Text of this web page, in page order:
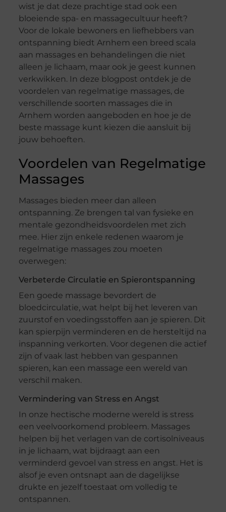
wist je dat deze prachtige stad ook een
bloeiende spa- en massagecultuur heeft?
Voor de lokale bewoners en liefhebbers van
ontspanning biedt Arnhem een breed scala
aan massages en behandelingen die niet
alleen je lichaam, maar ook je geest kunnen
verkwikken. In deze blogpost ontdek je de
voordelen van regelmatige massages, de
verschillende soorten massages die in
Arnhem worden aangeboden en hoe je de
beste massage kunt kiezen die aansluit bij
jouw behoeften.
Voordelen van Regelmatige
Massages
Massages bieden meer dan alleen
ontspanning. Ze brengen tal van fysieke en
mentale gezondheidsvoordelen met zich
mee. Hier zijn enkele redenen waarom je
regelmatige massages zou moeten
overwegen:
Verbeterde Circulatie en Spierontspanning
Een goede massage bevordert de
bloedcirculatie, wat helpt bij het leveren van
zuurstof en voedingsstoffen aan je spieren. Dit
kan spierpijn verminderen en de hersteltijd na
inspanning verkorten. Voor degenen die actief
zijn of vaak last hebben van gespannen
spieren, kan een massage een wereld van
verschil maken.
Vermindering van Stress en Angst
In onze hectische moderne wereld is stress
een veelvoorkomend probleem. Massages
helpen bij het verlagen van de cortisolniveaus
in je lichaam, wat bijdraagt aan een
verminderd gevoel van stress en angst. Het is
alsof je even ontsnapt aan de dagelijkse
drukte en jezelf toestaat om volledig te
ontspannen.